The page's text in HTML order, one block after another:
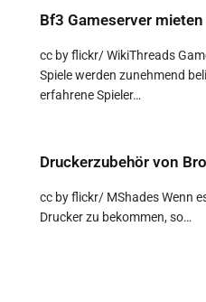
Bf3 Gameserver
cc by flickr/ WikiThreads
Spiele werden zunehmend
erfahrene Spieler…
Druckerzubehör von
cc by flickr/ MShades Wenn
Drucker zu bekommen, so…